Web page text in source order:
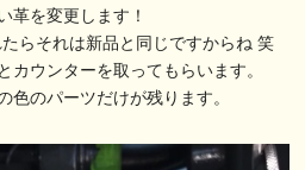
革を変更します！
らそれは新品と同じですからね 笑
カウンターを取ってもらいます。
色のパーツだけが残ります。